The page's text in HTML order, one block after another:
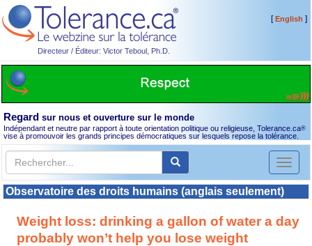
Directeur / Éditeur: Victor Teboul, Ph.D.
[English ]
Regard sur nous et ouverture sur le monde
Indépendant et neutre par rapport à toute orientation politique ou religieuse, Tolerance.ca®
vise à promouvoir les grands principes démocratiques sur lesquels repose la tolérance.
Toggle
Observatoire des droits humains (anglais seulement)
Weight loss: drinking a gallon of water a day
probably won’t help you lose weight